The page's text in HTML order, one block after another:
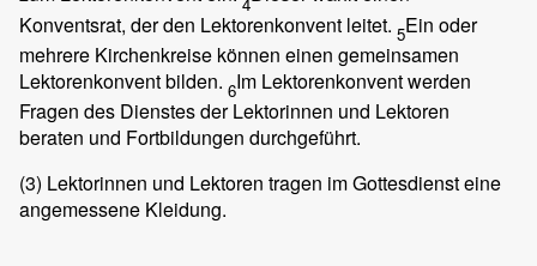
Konventsrat, der den Lektorenkonvent leitet. 5Ein oder
mehrere Kirchenkreise können einen gemeinsamen
Lektorenkonvent bilden. 6Im Lektorenkonvent werden
Fragen des Dienstes der Lektorinnen und Lektoren
beraten und Fortbildungen durchgeführt.
(3) Lektorinnen und Lektoren tragen im Gottesdienst eine
angemessene Kleidung.